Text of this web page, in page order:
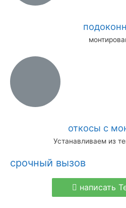
откосы с
Устанавливаем из
срочный вызов
написать